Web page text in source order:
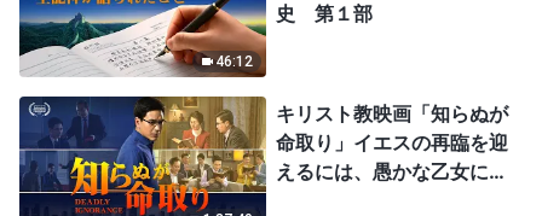
46:12
史 第１部
キリスト教映画「知らぬが
命取り」イエスの再臨を迎
えるには、愚かな乙女にな